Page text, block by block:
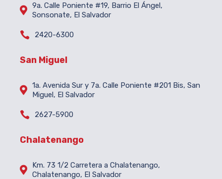
 9a. Calle Poniente #19, Barrio El Ángel,
Sonsonate, El Salvador
 2420-6300
San Miguel
 1a. Avenida Sur y 7a. Calle Poniente #201 Bis, San
Miguel, El Salvador
 2627-5900
Chalatenango

Km. 73 1/2 Carretera a Chalatenango,
Chalatenango, El Salvador